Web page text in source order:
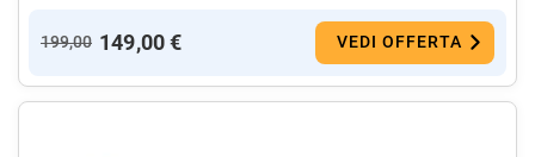
199,00 149,00 € VEDI OFFERTA